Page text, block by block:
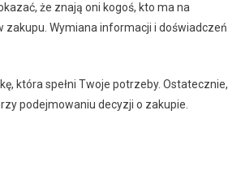
że znają oni kogoś, kto ma na
Wymiana informacji i doświadczeń
która spełni Twoje potrzeby. Ostatecznie,
podejmowaniu decyzji o zakupie.